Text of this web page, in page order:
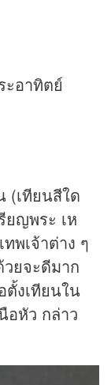
ะอาทิตย์
(เทียนสีใด
ยญพระ เห
พเจ้าต่าง ๆ
ยจะดีมาก
ตั้งเทียนใน
อหัว กล่าว